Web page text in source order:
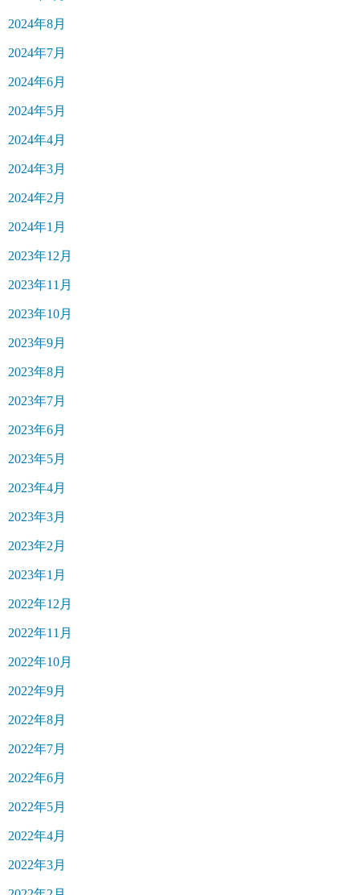
2024年8月
2024年7月
2024年6月
2024年5月
2024年4月
2024年3月
2024年2月
2024年1月
2023年12月
2023年11月
2023年10月
2023年9月
2023年8月
2023年7月
2023年6月
2023年5月
2023年4月
2023年3月
2023年2月
2023年1月
2022年12月
2022年11月
2022年10月
2022年9月
2022年8月
2022年7月
2022年6月
2022年5月
2022年4月
2022年3月